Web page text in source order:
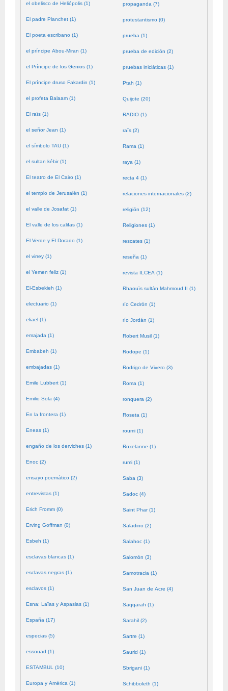
el obelisco de Heliópolis (1)
El padre Planchet (1)
El poeta escribano (1)
el príncipe Abou-Miran (1)
el Príncipe de los Genios (1)
El príncipe druso Fakardin (1)
el profeta Balaam (1)
El raïs (1)
el señor Jean (1)
el símbolo TAU (1)
el sultan kébir (1)
El teatro de El Cairo (1)
el templo de Jerusalén (1)
el valle de Josafat (1)
El valle de los califas (1)
El Verde y El Dorado (1)
el virrey (1)
el Yemen feliz (1)
El-Esbekieh (1)
electuario (1)
eliael (1)
emajada (1)
Embabeh (1)
embajadas (1)
Emile Lubbert (1)
Emilio Sola (4)
En la frontera (1)
Eneas (1)
engaño de los derviches (1)
Enoc (2)
ensayo poemático (2)
entrevistas (1)
Erich Fromm (0)
Erving Goffman (0)
Esbeh (1)
esclavas blancas (1)
esclavas negras (1)
esclavos (1)
Esna; Laïas y Aspasias (1)
España (17)
especias (5)
essouad (1)
ESTAMBUL (10)
Europa y América (1)
propaganda (7)
protestantismo (0)
prueba (1)
prueba de edición (2)
pruebas iniciáticas (1)
Ptah (1)
Quijote (20)
RADIO (1)
raïs (2)
Rama (1)
raya (1)
recta 4 (1)
relaciones internacionales (2)
religión (12)
Religiones (1)
rescates (1)
reseña (1)
revista ILCEA (1)
Rhaouïs sultán Mahmoud II (1)
río Cedrón (1)
río Jordán (1)
Robert Musil (1)
Rodope (1)
Rodrigo de Vivero (3)
Roma (1)
ronquera (2)
Roseta (1)
roumi (1)
Roxelanne (1)
rumi (1)
Saba (3)
Sadoc (4)
Saint Phar (1)
Saladino (2)
Salahoc (1)
Salomón (3)
Samotracia (1)
San Juan de Acre (4)
Saqqarah (1)
Sarahil (2)
Sartre (1)
Saurid (1)
Sbrigani (1)
Schibboleth (1)